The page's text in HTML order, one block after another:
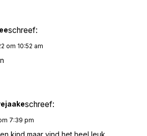
schreef:
om 10:52 am
schreef:
7:39 pm